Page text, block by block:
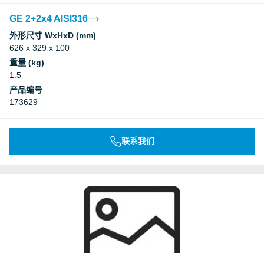
GE 2+2x4 AISI316
外形尺寸 WxHxD (mm)
626 x 329 x 100
重量 (kg)
1.5
产品编号
173629
联系我们